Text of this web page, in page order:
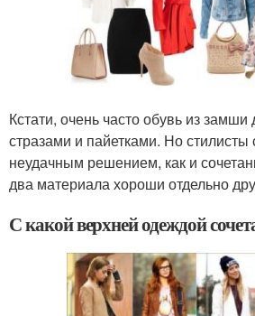
Кстати, очень часто обувь из замши
стразами и пайетками. Но стилисты
неудачным решением, как и
два материала хороши отдельно
С какой верхней одеждой